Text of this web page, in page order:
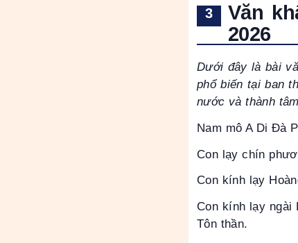
Văn
2026
Dưới đây là bài
phổ biến tại ban
nước và thành
Nam mô A Di Đà
Con lạy chín
Con kính lạy
Con kính lạy ngài
Tôn thần.